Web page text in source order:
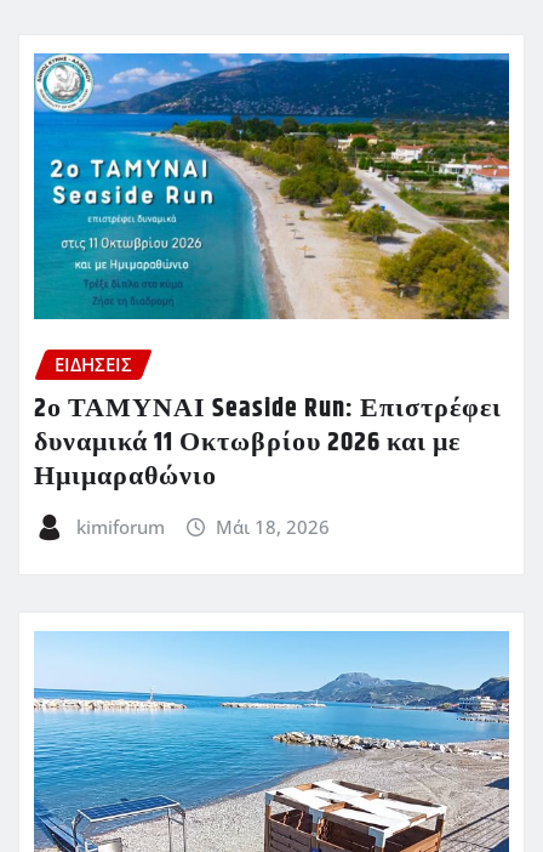
ΕΙΔΗΣΕΙΣ
2ο ΤΑΜΥΝΑΙ Seaside Run: Επιστρέφει
δυναμικά 11 Οκτωβρίου 2026 και με
Ημιμαραθώνιο
kimiforum Μάι 18, 2026